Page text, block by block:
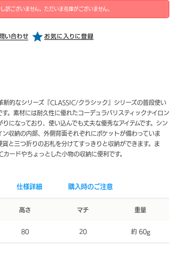
し訳ございません。ただいま在庫がございません。
新的なシリーズ『CLASSIC/クラシック』シリーズの普段使い
す。素材には耐久性に優れたコーデュラバリスティックナイロン
になっており、使い込んでも丈夫な優秀なアイテムです。シン
ン収納の内部、外側背面それぞれにポケットが備わっていま
貨と三つ折りのお札を分けてすっきりと収納ができます。ま
ードやちょっとした小物の収納に便利です。
仕様詳細 購入時のご注意
高さ
80
マチ
20
重量
約 60g